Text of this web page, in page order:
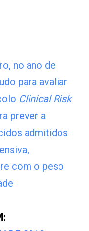
no ano de
para avaliar
Clinical Risk
prever a
admitidos
com o peso